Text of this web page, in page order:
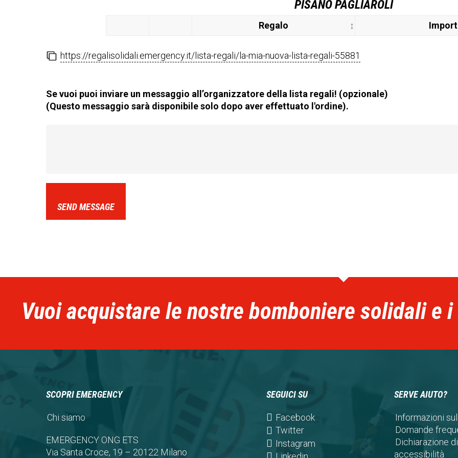
PISANO PAGLIAROLI
Regalo
https://regalisolidali.emergency.it/lista-regali/la-mia-nuova-lista-regali-55881
Se vuoi puoi inviare un messaggio all’organizzatore della lista regali! (opzionale)
(Questo messaggio sarà disponibile solo dopo aver effettuato l'ordine).
SEND MESSAGE
Vuoi acquistare le nostre bomboniere solidali e
SCOPRI EMERGENCY
Chi siamo
EMERGENCY ONG ETS
Via Santa Croce, 19 – 20122 Milano
SEGUICI SU
Facebook(opens
a
Twitter(opens
in
a
Instagram(opens
(opens
SERVE AIUTO?
Informazioni
Domande
Dichiarazione di
accessibilità